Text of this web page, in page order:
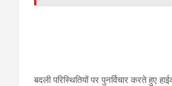
बदली परिस्थितियों पर पुनर्विचार करते हुए